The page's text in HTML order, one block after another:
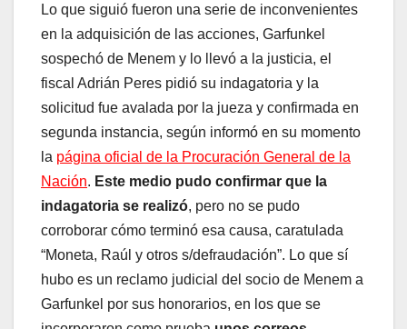
Lo que siguió fueron una serie de inconvenientes
en la adquisición de las acciones, Garfunkel
sospechó de Menem y lo llevó a la justicia, el
fiscal Adrián Peres pidió su indagatoria y la
solicitud fue avalada por la jueza y confirmada en
segunda instancia, según informó en su momento
la página oficial de la Procuración General de la
Nación. Este medio pudo confirmar que la
indagatoria se realizó, pero no se pudo
corroborar cómo terminó esa causa, caratulada
“Moneta, Raúl y otros s/defraudación”. Lo que sí
hubo es un reclamo judicial del socio de Menem a
Garfunkel por sus honorarios, en los que se